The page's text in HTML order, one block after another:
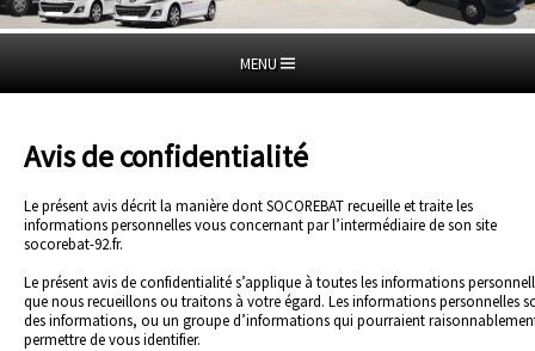
MENU
Avis de confidentialité
Le présent avis décrit la manière dont SOCOREBAT recueille et traite les
informations personnelles vous concernant par l’intermédiaire de son site
socorebat-92.fr.
Le présent avis de confidentialité s’applique à toutes les informations
que nous recueillons ou traitons à votre égard. Les informations personnelles
des informations, ou un groupe d’informations qui pourraient
permettre de vous identifier.